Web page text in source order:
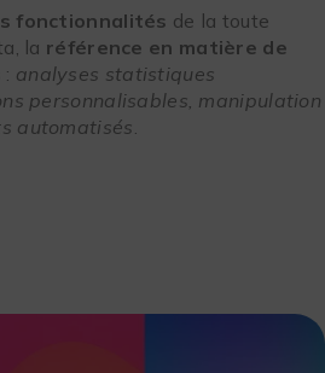
fonctionnalités de la toute
la référence en matière de
: analyses statistiques
personnalisables, manipulation
automatisés.